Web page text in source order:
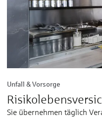
Unfall & Vorsorge
Sie übernehmen täglich